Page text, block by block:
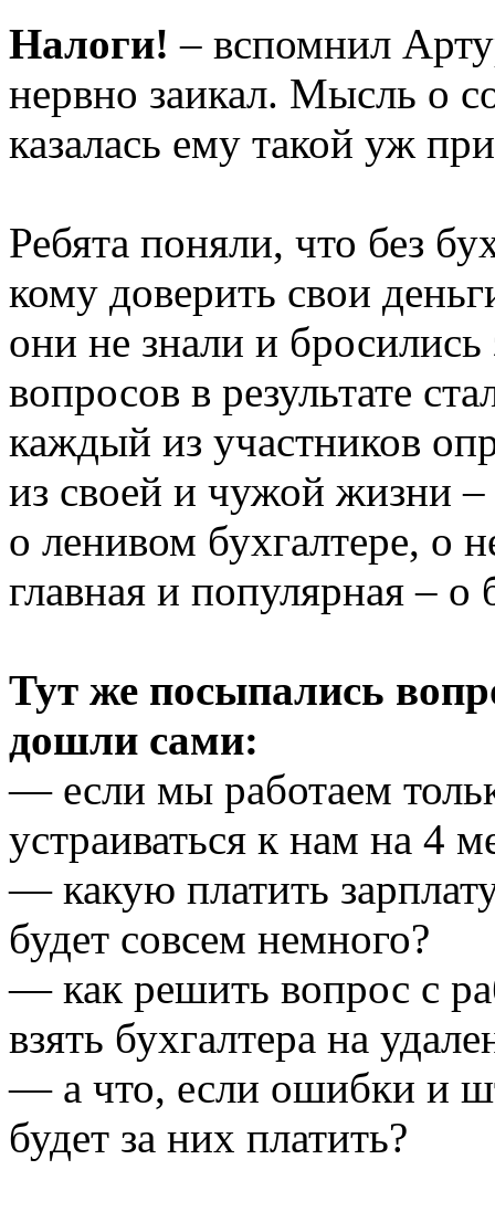
Налоги! – вспомнил
нервно заикал. Мысль о
казалась ему такой уж
Ребята поняли, что без
кому доверить свои
они не знали и
вопросов в результате
каждый из участников
из своей и чужой жизни –
о ленивом бухгалтере, о
главная и популярная –
Тут же посыпались
дошли сами:
— если мы работаем
устраиваться к нам на 4
— какую платить
будет совсем немного?
— как решить вопрос с
взять бухгалтера на
— а что, если ошибки и
будет за них платить?